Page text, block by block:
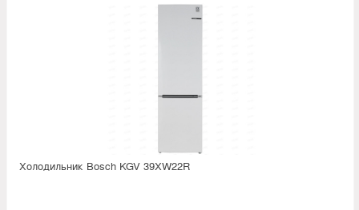
Холодильник Bosсh KGV 39XW22R